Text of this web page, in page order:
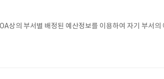
상의 부서별 배정된 예산정보를 이용하여 자기 부서